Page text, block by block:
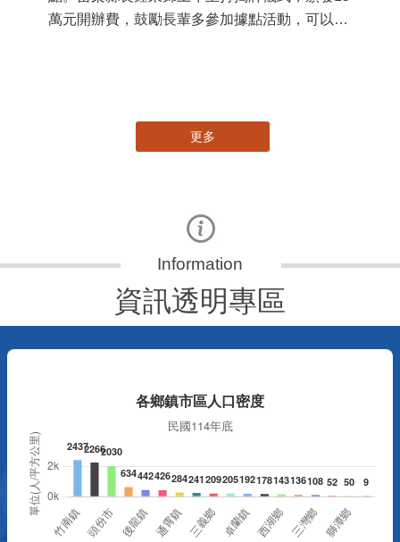
萬元開辦費，鼓勵長輩多參加據點活動，可以更
更多
資訊透明專區